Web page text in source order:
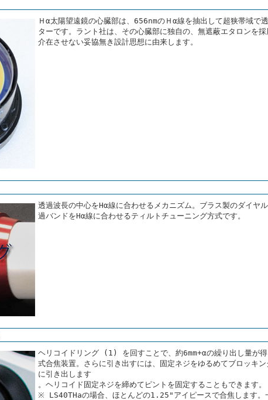
Ｈα太陽望遠鏡の心臓部は、656nmのＨα線を抽出して超狭帯域で
ターです。ラント社は、その心臓部に独自の、無遮蔽エタロンを
介在させない妥協無き設計思想に由来します。
透過波長の中心をHα線に合わせるメカニズム。ブラス製のダイヤ
過バンドをHα線に合わせるティルトチューニング方式です。
ヘリコイドリング (1) を回すことで、約6mm+αの繰り出し量が
式合焦装置。さらに引き出すには、固定ネジをゆるめてブロッキ
に引き出します
。ヘリコイド固定ネジを締めてピントを固定することもできます。
※ LS40THaの場合、ほとんどの1.25"アイピースで合焦します。